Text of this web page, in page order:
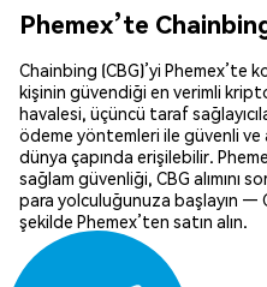
Phemex’te
Chainbing (CBG)’yi Phemex’te
kişinin güvendiği en verimli
havalesi, üçüncü taraf
ödeme yöntemleri ile güvenli ve
dünya çapında erişilebilir.
sağlam güvenliği, CBG alımını
para yolculuğunuza başlayın —
şekilde Phemex’ten satın alın.